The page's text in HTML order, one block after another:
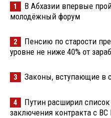
1
В Абхазии впервые
молодёжный форум
2
Пенсию по старости
уровне не ниже 40% от
3 Законы, вступающие в
4
Путин расширил
заключения контракта с